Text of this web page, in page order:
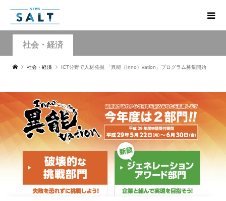
社会・経済
社会・経済 ICT分野で人材発掘 「異能（Inno）vation」プログラム募集開始